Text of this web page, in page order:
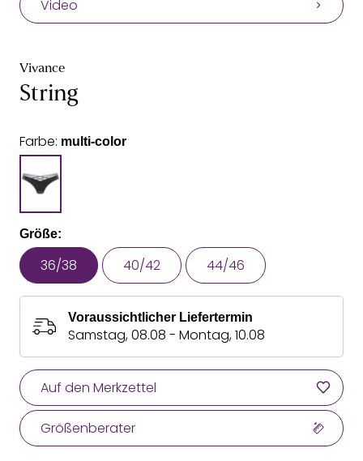
Video
Vivance
String
Farbe: multi-color
Größe:
36/38 40/42 44/46
Voraussichtlicher Liefertermin
Samstag, 08.08 - Montag, 10.08
Auf den Merkzettel
Größenberater